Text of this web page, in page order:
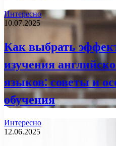
Интересно
10.07.2025
Как выбрать
изучения
языков: советы и
обучения
Интересно
12.06.2025